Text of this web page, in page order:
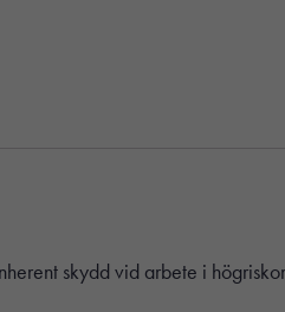
skydd vid arbete i